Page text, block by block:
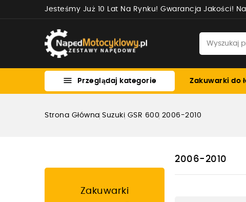
Jesteśmy Już 10 Lat Na Rynku! Gwarancja Jakości!
 Przeglądaj kategorie Zakuwarki do
Strona Główna Suzuki GSR 600 2006-2010
Zakuwarki
2006-2010